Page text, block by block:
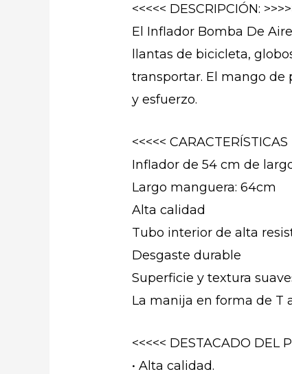
<<<<< DESCRIPCIÓN:
El Inflador Bomba De
llantas de bicicleta,
transportar. El mango
y esfuerzo.
<<<<<
Inflador de 54 cm de
Largo manguera: 64cm
Alta calidad
Tubo interior de alta
Desgaste durable
Superficie y textura
La manija en forma de T
<<<<< DESTACADO DEL
• Alta calidad.